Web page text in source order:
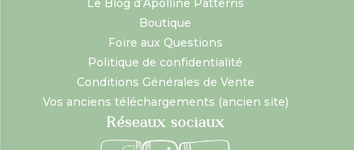
Le Blog d’Apolline Patterns
Boutique
Foire aux Questions
Politique de confidentialité
Conditions Générales de Vente
Vos anciens téléchargements (ancien site)
Réseaux sociaux